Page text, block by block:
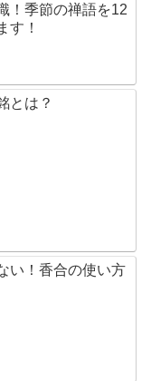
！季節の禅語を12
す！
とは？
い！香合の使い方